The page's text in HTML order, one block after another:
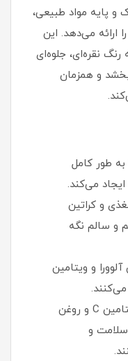
و پایه مواد طبیعی،
ارائه می‌دهد. این
نقره‌ای، جلوه‌ای
و همزمان
طور کامل
می‌کند.
و کراتین
و سالم نگه
و ویتامین
ترمیم سلول‌های آسیب‌دیده: ویتامین C و روغن
سلامت و